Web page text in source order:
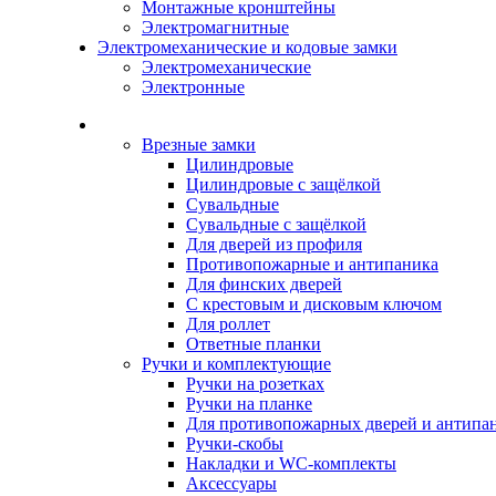
Монтажные кронштейны
Электромагнитные
Электромеханические и кодовые замки
Электромеханические
Электронные
Врезные замки
Цилиндровые
Цилиндровые с защёлкой
Сувальдные
Сувальдные с защёлкой
Для дверей из профиля
Противопожарные и антипаника
Для финских дверей
С крестовым и дисковым ключом
Для роллет
Ответные планки
Ручки и комплектующие
Ручки на розетках
Ручки на планке
Для противопожарных дверей и
Ручки-скобы
Накладки и WC-комплекты
Аксессуары